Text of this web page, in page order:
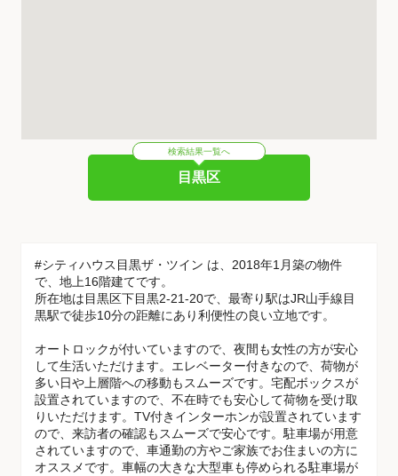
検索結果一覧へ
目黒区
#シティハウス目黒ザ・ツイン は、2018年1月築の物件
で、地上16階建てです。
所在地は目黒区下目黒2-21-20で、最寄り駅はJR山手線目
黒駅で徒歩10分の距離にあり利便性の良い立地です。
オートロックが付いていますので、夜間も女性の方が安心
して生活いただけます。エレベーター付きなので、荷物が
多い日や上層階への移動もスムーズです。宅配ボックスが
設置されていますので、不在時でも安心して荷物を受け取
りいただけます。TV付きインターホンが設置されています
ので、来訪者の確認もスムーズで安心です。駐車場が用意
されていますので、車通勤の方やご家族でお住まいの方に
オススメです。車幅の大きな大型車も停められる駐車場が